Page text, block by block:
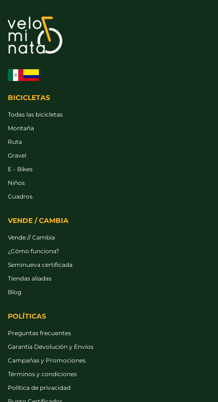
BICICLETAS
Todas las bicicletas
Montaña
Ruta
Gravel
E - Bikes
Niños
Cuadros
VENDE / CAMBIA
Vende // Cambia
¿Cómo funciona?
Seminueva certificada
Tiendas aliadas
Blog
POLÍTICAS
Preguntas frecuentes
Garantía Devolución y Envíos
Campañas y Promociones
Términos y condiciones
Política de privacidad